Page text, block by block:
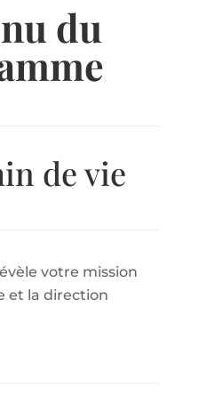
du
de vie
votre mission
et la direction